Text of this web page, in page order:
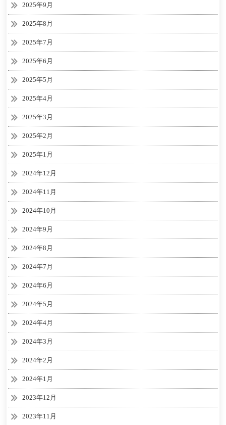
2025年9月
2025年8月
2025年7月
2025年6月
2025年5月
2025年4月
2025年3月
2025年2月
2025年1月
2024年12月
2024年11月
2024年10月
2024年9月
2024年8月
2024年7月
2024年6月
2024年5月
2024年4月
2024年3月
2024年2月
2024年1月
2023年12月
2023年11月